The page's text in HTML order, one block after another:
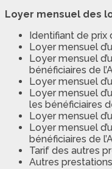
Loyer mensuel des
Identifiant de prix
Loyer mensuel
Loyer mensuel
bénéficiaires de
Loyer mensuel
Loyer mensuel
les bénéficiaires
Loyer mensuel
Loyer mensuel
bénéficiaires de
Tarif des autres
Autres